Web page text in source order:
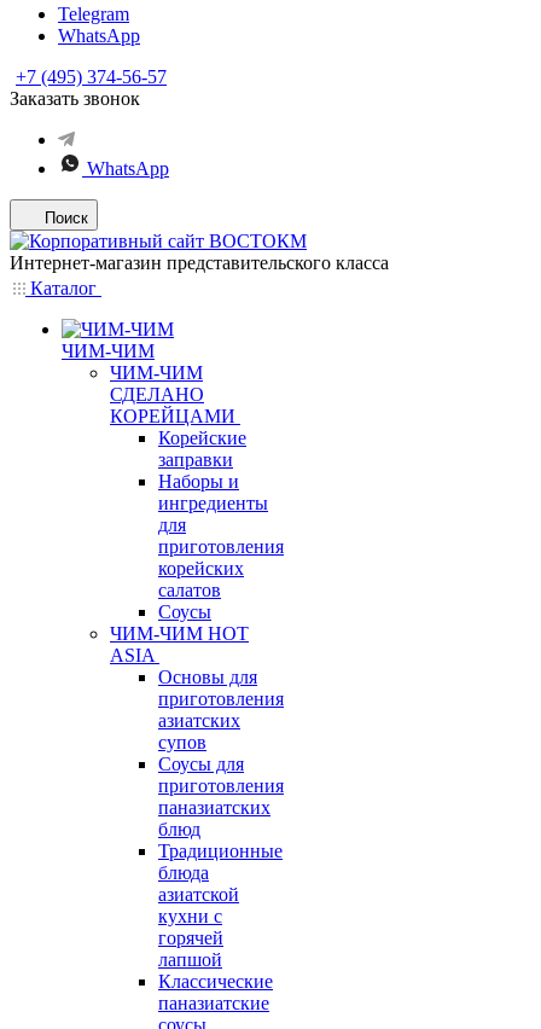
Telegram
WhatsApp
+7 (495) 374-56-57
Заказать звонок
WhatsApp
Поиск
Интернет-магазин представительского класса
Каталог
ЧИМ-ЧИМ
ЧИМ-ЧИМ
СДЕЛАНО
КОРЕЙЦАМИ
Корейские
заправки
Наборы и
ингредиенты
для
приготовления
корейских
салатов
Соусы
ЧИМ-ЧИМ HOT
ASIA
Основы для
приготовления
азиатских
супов
Соусы для
приготовления
паназиатских
блюд
Традиционные
блюда
азиатской
кухни с
горячей
лапшой
Классические
паназиатские
соусы